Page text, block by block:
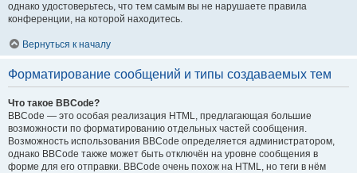
однако удостоверьтесь, что тем самым вы не нарушаете правила
конференции, на которой находитесь.
Вернуться к началу
Форматирование сообщений и типы создаваемых тем
Что такое BBCode?
BBCode — это особая реализация HTML, предлагающая большие
возможности по форматированию отдельных частей сообщения.
Возможность использования BBCode определяется администратором,
однако BBCode также может быть отключён на уровне сообщения в
форме для его отправки. BBCode очень похож на HTML, но теги в нём